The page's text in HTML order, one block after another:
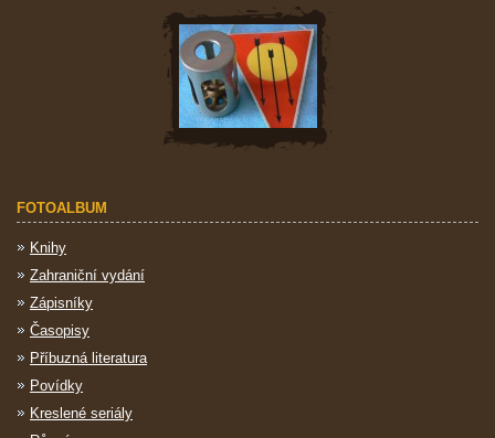
FOTOALBUM
Knihy
Zahraniční vydání
Zápisníky
Časopisy
Příbuzná literatura
Povídky
Kreslené seriály